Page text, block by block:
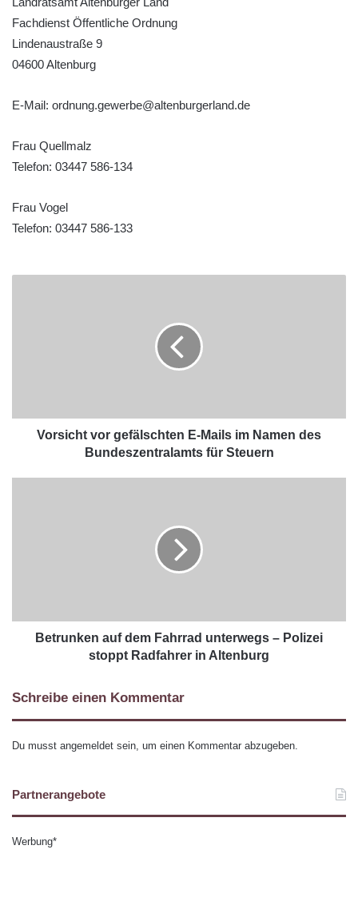
Fachdienst Öffentliche Ordnung
Lindenaustraße 9
04600 Altenburg
E-Mail: ordnung.gewerbe@altenburgerland.de
Frau Quellmalz
Telefon: 03447 586-134
Frau Vogel
Telefon: 03447 586-133
Vorsicht vor gefälschten E-Mails im Namen des
Bundeszentralamts für Steuern
Betrunken auf dem Fahrrad unterwegs – Polizei
stoppt Radfahrer in Altenburg
Schreibe einen Kommentar
Du musst angemeldet sein, um einen Kommentar abzugeben.
Partnerangebote
Werbung*